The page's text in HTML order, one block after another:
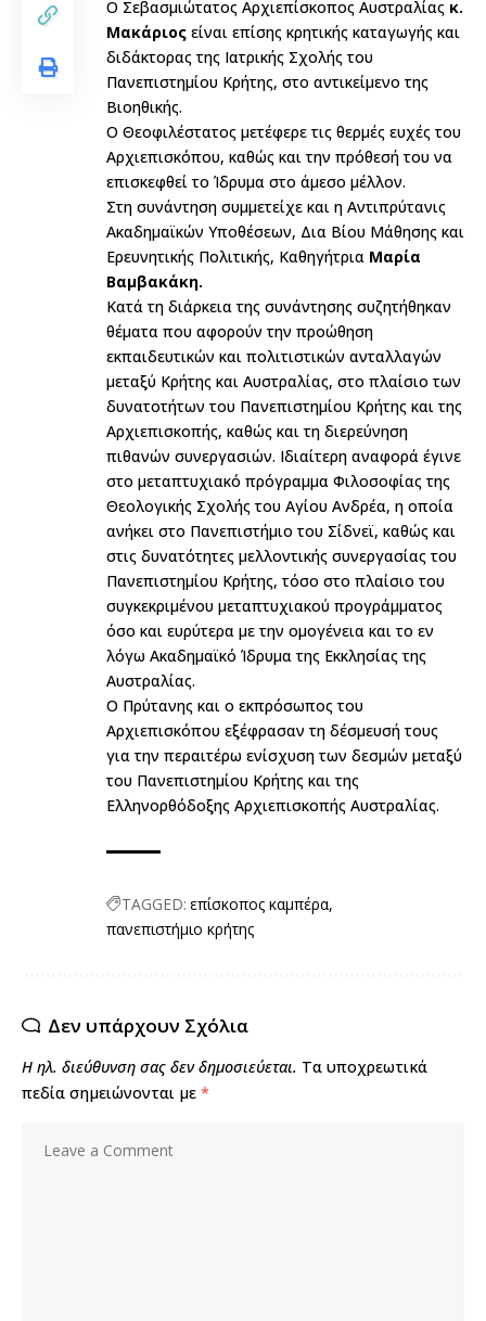
Ο Σεβασμιώτατος Αρχιεπίσκοπος Αυστραλίας κ.
Μακάριος είναι επίσης κρητικής καταγωγής και
διδάκτορας της Ιατρικής Σχολής του
Πανεπιστημίου Κρήτης, στο αντικείμενο της
Βιοηθικής.
Ο Θεοφιλέστατος μετέφερε τις θερμές ευχές του
Αρχιεπισκόπου, καθώς και την πρόθεσή του να
επισκεφθεί το Ίδρυμα στο άμεσο μέλλον.
Στη συνάντηση συμμετείχε και η Αντιπρύτανις
Ακαδημαϊκών Υποθέσεων, Δια Βίου Μάθησης και
Ερευνητικής Πολιτικής, Καθηγήτρια Μαρία
Βαμβακάκη.
Κατά τη διάρκεια της συνάντησης συζητήθηκαν
θέματα που αφορούν την προώθηση
εκπαιδευτικών και πολιτιστικών ανταλλαγών
μεταξύ Κρήτης και Αυστραλίας, στο πλαίσιο των
δυνατοτήτων του Πανεπιστημίου Κρήτης και της
Αρχιεπισκοπής, καθώς και τη διερεύνηση
πιθανών συνεργασιών. Ιδιαίτερη αναφορά έγινε
στο μεταπτυχιακό πρόγραμμα Φιλοσοφίας της
Θεολογικής Σχολής του Αγίου Ανδρέα, η οποία
ανήκει στο Πανεπιστήμιο του Σίδνεϊ, καθώς και
στις δυνατότητες μελλοντικής συνεργασίας του
Πανεπιστημίου Κρήτης, τόσο στο πλαίσιο του
συγκεκριμένου μεταπτυχιακού προγράμματος
όσο και ευρύτερα με την ομογένεια και το εν
λόγω Ακαδημαϊκό Ίδρυμα της Εκκλησίας της
Αυστραλίας.
Ο Πρύτανης και ο εκπρόσωπος του
Αρχιεπισκόπου εξέφρασαν τη δέσμευσή τους
για την περαιτέρω ενίσχυση των δεσμών μεταξύ
του Πανεπιστημίου Κρήτης και της
Ελληνορθόδοξης Αρχιεπισκοπής Αυστραλίας.
TAGGED: επίσκοπος καμπέρα
πανεπιστήμιο κρήτης
Δεν υπάρχουν Σχόλια
Η ηλ. διεύθυνση σας δεν δημοσιεύεται. Τα υποχρεωτικά
πεδία σημειώνονται με *